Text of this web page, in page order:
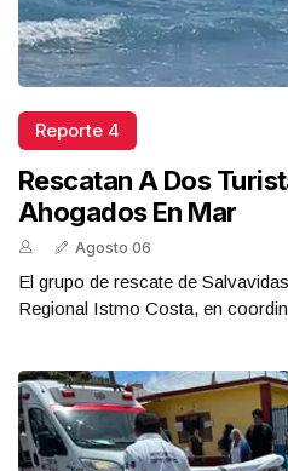
Reporte 4
Rescatan A Dos
Ahogados En Mar
Agosto 06
El grupo de rescate de
Regional Istmo Costa, en